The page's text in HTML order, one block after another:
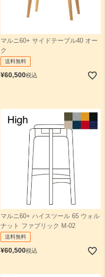
マルニ60+ サイドテーブル40 オー
ク
送料無料
¥60,500税込
マルニ60+ ハイスツール 65 ウォル
ナット ファブリック M-02
送料無料
¥60,500税込